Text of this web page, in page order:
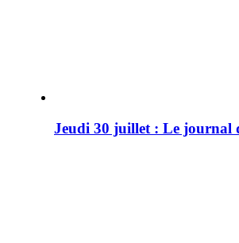
Jeudi 30 juillet : Le journal